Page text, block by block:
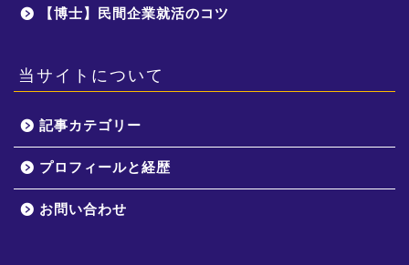
【博士】民間企業就活のコツ
当サイトについて
記事カテゴリー
プロフィールと経歴
お問い合わせ